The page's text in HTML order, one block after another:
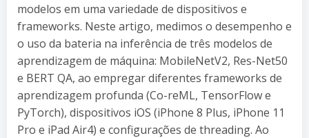
modelos em uma variedade de dispositivos e
frameworks. Neste artigo, medimos o desempenho e
o uso da bateria na inferência de três modelos de
aprendizagem de máquina: MobileNetV2, Res-Net50
e BERT QA, ao empregar diferentes frameworks de
aprendizagem profunda (Co-reML, TensorFlow e
PyTorch), dispositivos iOS (iPhone 8 Plus, iPhone 11
Pro e iPad Air4) e configurações de threading. Ao